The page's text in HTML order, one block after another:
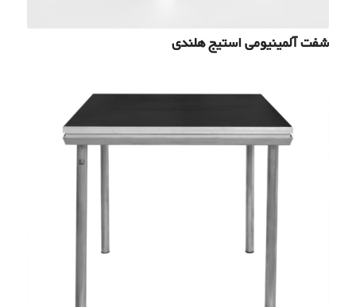
شفت آلمینیومی استیج هلندی